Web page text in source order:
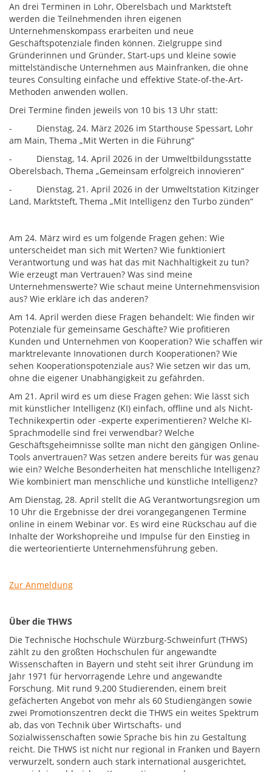
An drei Terminen in Lohr, Oberelsbach und Marktsteft
werden die Teilnehmenden ihren eigenen
Unternehmenskompass erarbeiten und neue
Geschäftspotenziale finden können. Zielgruppe sind
Gründerinnen und Gründer, Start-ups und kleine sowie
mittelständische Unternehmen aus Mainfranken, die ohne
teures Consulting einfache und effektive State-of-the-Art-
Methoden anwenden wollen.
Drei Termine finden jeweils von 10 bis 13 Uhr statt:
- Dienstag, 24. März 2026 im Starthouse Spessart, Lohr
am Main, Thema „Mit Werten in die Führung“
- Dienstag, 14. April 2026 in der Umweltbildungsstätte
Oberelsbach, Thema „Gemeinsam erfolgreich innovieren“
- Dienstag, 21. April 2026 in der Umweltstation Kitzinger
Land, Marktsteft, Thema „Mit Intelligenz den Turbo zünden“
Am 24. März wird es um folgende Fragen gehen: Wie
unterscheidet man sich mit Werten? Wie funktioniert
Verantwortung und was hat das mit Nachhaltigkeit zu tun?
Wie erzeugt man Vertrauen? Was sind meine
Unternehmenswerte? Wie schaut meine Unternehmensvision
aus? Wie erkläre ich das anderen?
Am 14. April werden diese Fragen behandelt: Wie finden wir
Potenziale für gemeinsame Geschäfte? Wie profitieren
Kunden und Unternehmen von Kooperation? Wie schaffen wir
marktrelevante Innovationen durch Kooperationen? Wie
sehen Kooperationspotenziale aus? Wie setzen wir das um,
ohne die eigener Unabhängigkeit zu gefährden.
Am 21. April wird es um diese Fragen gehen: Wie lässt sich
mit künstlicher Intelligenz (KI) einfach, offline und als Nicht-
Technikexpertin oder -experte experimentieren? Welche KI-
Sprachmodelle sind frei verwendbar? Welche
Geschäftsgeheimnisse sollte man nicht den gängigen Online-
Tools anvertrauen? Was setzen andere bereits für was genau
wie ein? Welche Besonderheiten hat menschliche Intelligenz?
Wie kombiniert man menschliche und künstliche Intelligenz?
Am Dienstag, 28. April stellt die AG Verantwortungsregion um
10 Uhr die Ergebnisse der drei vorangegangenen Termine
online in einem Webinar vor. Es wird eine Rückschau auf die
Inhalte der Workshopreihe und Impulse für den Einstieg in
die werteorientierte Unternehmensführung geben.
Zur Anmeldung
Über die THWS
Die Technische Hochschule Würzburg-Schweinfurt (THWS)
zählt zu den größten Hochschulen für angewandte
Wissenschaften in Bayern und steht seit ihrer Gründung im
Jahr 1971 für hervorragende Lehre und angewandte
Forschung. Mit rund 9.200 Studierenden, einem breit
gefächerten Angebot von mehr als 60 Studiengängen sowie
zwei Promotionszentren deckt die THWS ein weites Spektrum
ab, das von Technik über Wirtschafts- und
Sozialwissenschaften sowie Sprache bis hin zu Gestaltung
reicht. Die THWS ist nicht nur regional in Franken und Bayern
verwurzelt, sondern auch stark international ausgerichtet,